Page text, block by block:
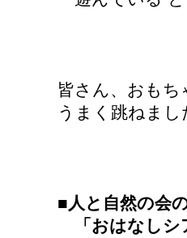
皆さん、おもち
うまく跳ねまし
■人と自然の会
「おはなしシ